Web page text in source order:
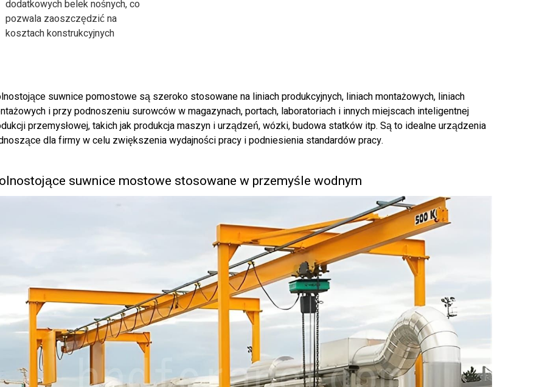
dodatkowych belek nośnych, co
pozwala zaoszczędzić na
kosztach konstrukcyjnych
suwnice pomostowe są szeroko stosowane na liniach produkcyjnych, liniach montażowych, liniach
i przy podnoszeniu surowców w magazynach, portach, laboratoriach i innych miejscach inteligentnej
przemysłowej, takich jak produkcja maszyn i urządzeń, wózki, budowa statków itp. Są to idealne urządzenia
dla firmy w celu zwiększenia wydajności pracy i podniesienia standardów pracy.
suwnice mostowe stosowane w przemyśle wodnym